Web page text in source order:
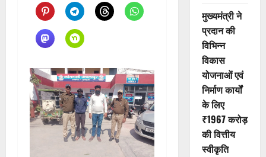
मुख्यमंत्री ने
प्रदान की
विभिन्न
विकास
योजनाओं एवं
निर्माण कार्यों
के लिए
₹1967 करोड़
की वित्तीय
स्वीकृति